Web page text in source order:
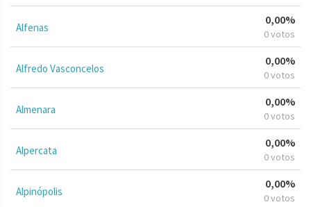
Alfenas
0,00%
0 votos
Alfredo Vasconcelos
0,00%
0 votos
Almenara
0,00%
0 votos
Alpercata
0,00%
0 votos
Alpinópolis
0,00%
0 votos